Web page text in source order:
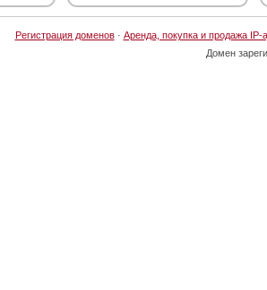
Регистрация доменов· Аренда, покупка и продажа IP-
Домен